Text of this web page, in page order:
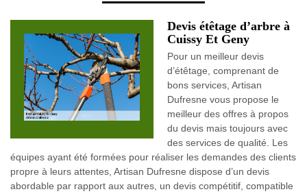
Devis étêtage d’arbre à
Cuissy Et Geny
Pour un meilleur devis
d’étêtage, comprenant de
bons services, Artisan
Dufresne vous propose le
meilleur des offres à propos
du devis mais toujours avec
des services de qualité. Les
équipes ayant été formées pour réaliser les demandes des clients
propre à leurs attentes, Artisan Dufresne dispose d’un devis
abordable par rapport aux autres, un devis compétitif, compatible